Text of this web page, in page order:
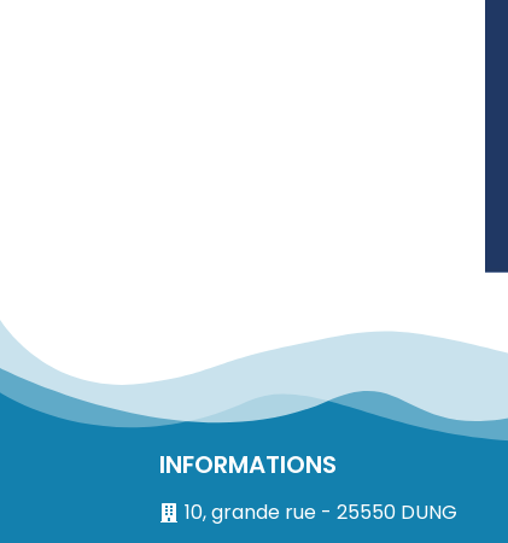
INFORMATIONS
10, grande rue - 25550 DUNG